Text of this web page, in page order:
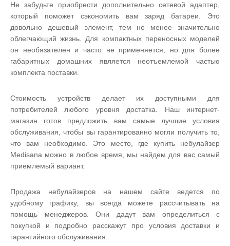
Не забудьте приобрести дополнительно сетевой адаптер,
который поможет сэкономить вам заряд батареи. Это
довольно дешевый элемент, тем не менее значительно
облегчающий жизнь. Для компактных переносных моделей
он необязателен и часто не применяется, но для более
габаритных домашних является неотъемлемой частью
комплекта поставки.
Стоимость устройств делает их доступными для
потребителей любого уровня достатка. Наш интернет-
магазин готов предложить вам самые лучшие условия
обслуживания, чтобы вы гарантированно могли получить то,
что вам необходимо. Это место, где купить небулайзер
Medisana можно в любое время, мы найдем для вас самый
приемлемый вариант.
Продажа небулайзеров на нашем сайте ведется по
удобному графику, вы всегда можете рассчитывать на
помощь менеджеров. Они дадут вам определиться с
покупкой и подробно расскажут про условия доставки и
гарантийного обслуживания.